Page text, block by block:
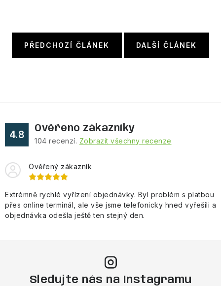
PŘEDCHOZÍ ČLÁNEK DALŠÍ ČLÁNEK
4.8
Ověřeno zákazníky
104 recenzí. Zobrazit všechny recenze
Ověřený zákazník
Extrémně rychlé vyřízení objednávky. Byl problém s platbou
přes online terminál, ale vše jsme telefonicky hned vyřešili a
objednávka odešla ještě ten stejný den.
Sledujte nás na Instagramu